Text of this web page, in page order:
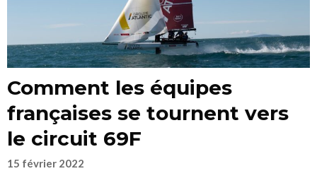
Comment les équipes
françaises se tournent vers
le circuit 69F
15 février 2022